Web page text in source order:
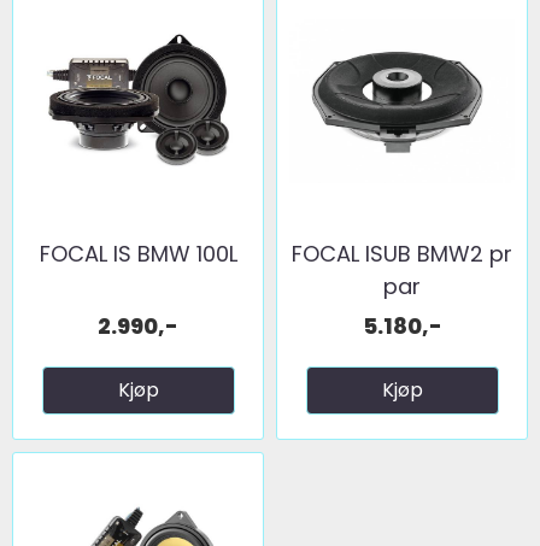
FOCAL IS BMW 100L
2.990,-
Kjøp
FOCAL ISUB BMW2 pr
par
5.180,-
Kjøp